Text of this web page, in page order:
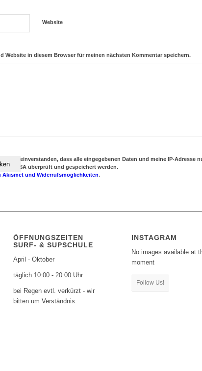
Website
Website in diesem Browser für meinen nächsten Kommentar speichern.
damit einverstanden, dass alle eingegebenen Daten und meine IP-Adresse
den USA überprüft und gespeichert werden.
Akismet und Widerrufsmöglichkeiten.
ÖFFNUNGSZEITEN
SURF- & SUPSCHULE
April - Oktober
täglich 10:00 - 20:00 Uhr
bei Regen evtl. verkürzt - wir
bitten um Verständnis.
INSTAGRAM
No images available at
moment
Follow Us!